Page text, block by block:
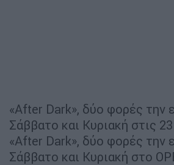
«After Dark», δύο φορές την
Σάββατο και Κυριακή στις
«After Dark», δύο φορές την
Σάββατο και Κυριακή στο